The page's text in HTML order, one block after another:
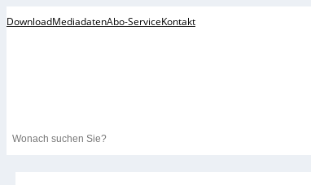
DownloadMediadatenAbo-ServiceKontakt
Search